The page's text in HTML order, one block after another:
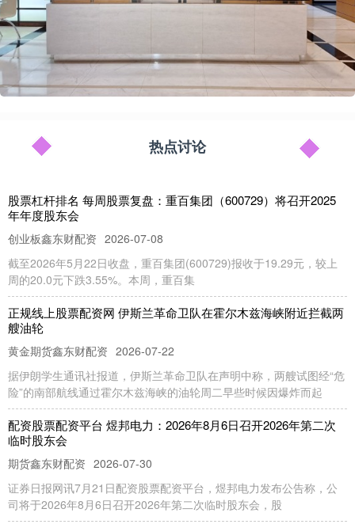
热点讨论
股票杠杆排名 每周股票复盘：重百集团（600729）将召开2025
年年度股东会
创业板鑫东财配资 2026-07-08
截至2026年5月22日收盘，重百集团(600729)报收于19.29元，较上
周的20.0元下跌3.55%。本周，重百集
正规线上股票配资网 伊斯兰革命卫队在霍尔木兹海峡附近拦截两
艘油轮
黄金期货鑫东财配资 2026-07-22
据伊朗学生通讯社报道，伊斯兰革命卫队在声明中称，两艘试图经“危
险”的南部航线通过霍尔木兹海峡的油轮周二早些时候因爆炸而起
配资股票配资平台 煜邦电力：2026年8月6日召开2026年第二次
临时股东会
期货鑫东财配资 2026-07-30
证券日报网讯7月21日配资股票配资平台，煜邦电力发布公告称，公
司将于2026年8月6日召开2026年第二次临时股东会，股